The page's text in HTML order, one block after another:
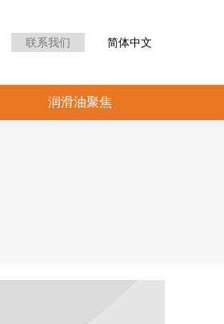
联系我们 简体中文
润滑油聚焦